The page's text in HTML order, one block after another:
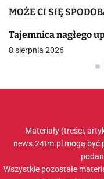
MOŻE CI SIĘ
Tajemnica nagłego
8 sierpnia 2026
Materiały (treści,
news.24tm.pl mogą być
Wszystkie pozostałe